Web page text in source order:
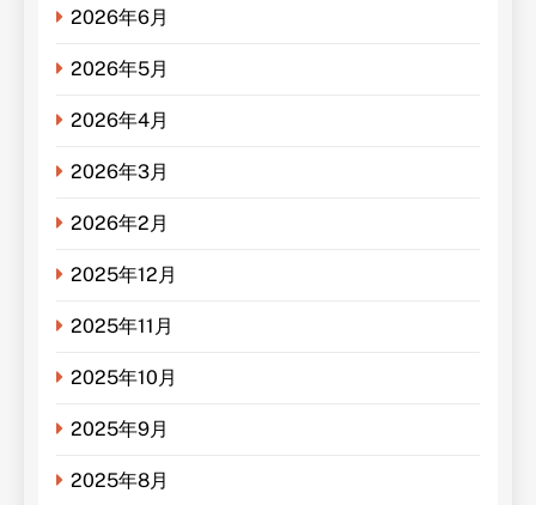
2026年6月
2026年5月
2026年4月
2026年3月
2026年2月
2025年12月
2025年11月
2025年10月
2025年9月
2025年8月